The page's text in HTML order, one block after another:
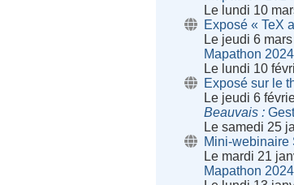
Le lundi 10
Exposé « TeX
Le jeudi 6
Mapathon
Le lundi 10
Exposé sur le
Le jeudi 6
Beauvais
Le samedi 25
Mini-webinaire
Le mardi 21
Mapathon